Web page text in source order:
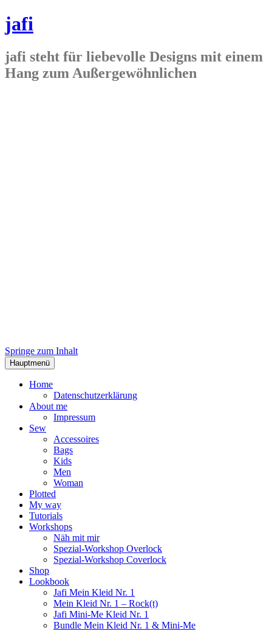
jafi
jafi steht für liebevolle Designs mit einem
Hang zum Außergewöhnlichen
Springe zum Inhalt
Hauptmenü
Home
Datenschutzerklärung
About me
Impressum
Sew
Accessoires
Bags
Kids
Men
Woman
Plotted
My way
Tutorials
Workshops
Näh mit mir
Spezial-Workshop Overlock
Spezial-Workshop Coverlock
Shop
Lookbook
Jafi Mein Kleid Nr. 1
Mein Kleid Nr. 1 – Rock(t)
Jafi Mini-Me Kleid Nr. 1
Bundle Mein Kleid Nr. 1 & Mini-Me